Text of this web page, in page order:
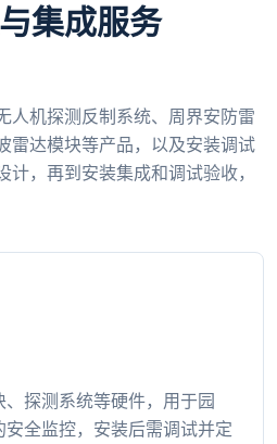
集成服务
人机探测反制系统、周界安防雷
雷达模块等产品，以及安装调试
，再到安装集成和调试验收，
探测系统等硬件，用于园
全监控，安装后需调试并定